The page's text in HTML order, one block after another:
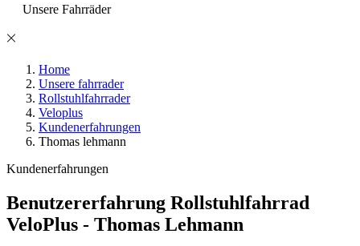
Unsere Fahrräder
Home
Unsere fahrrader
Rollstuhlfahrrader
Veloplus
Kundenerfahrungen
Thomas lehmann
Kundenerfahrungen
Benutzererfahrung Rollstuhlfahrrad
VeloPlus - Thomas Lehmann